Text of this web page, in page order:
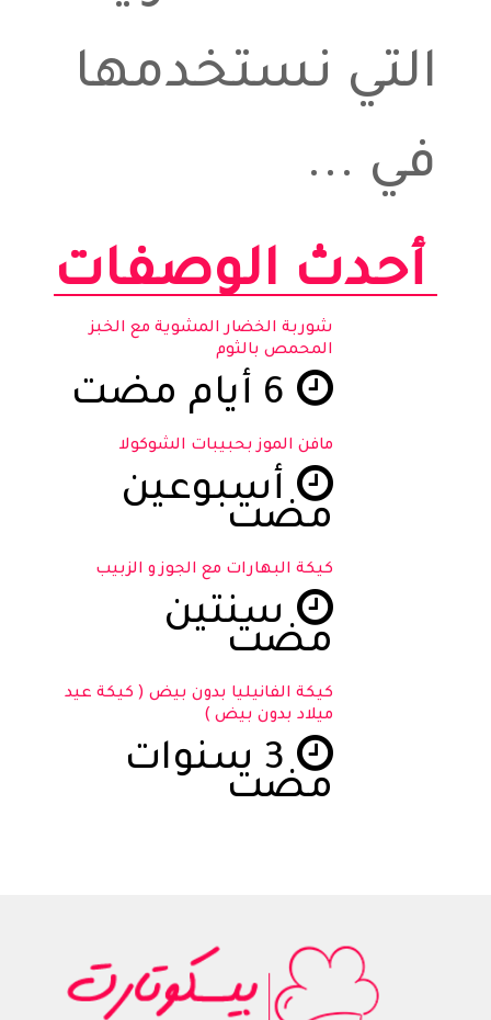
التي نستخدمها
في ...
أحدث الوصفات
شوربة الخضار المشوية مع الخبز
المحمص بالثوم
مافن الموز بحبيبات الشوكولا
أسبوعين
مضت
كيكة البهارات مع الجوز و الزبيب
سنتين
مضت
كيكة الفانيليا بدون بيض ( كيكة عيد
ميلاد بدون بيض )
3 سنوات
مضت